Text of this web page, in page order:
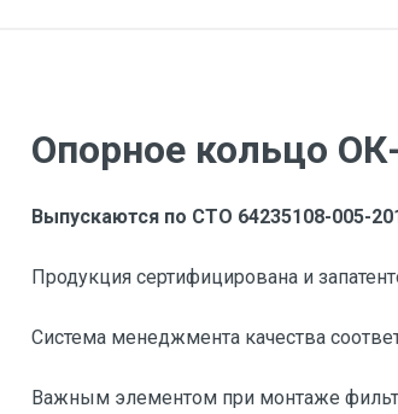
Опорное кольцо
Выпускаются по СТО 64235108-005-
Продукция сертифицирована и
Система менеджмента качества
Важным элементом при монтаже